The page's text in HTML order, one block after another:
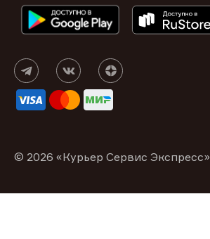
© 2026 «Курьер Сервис Экспресс»